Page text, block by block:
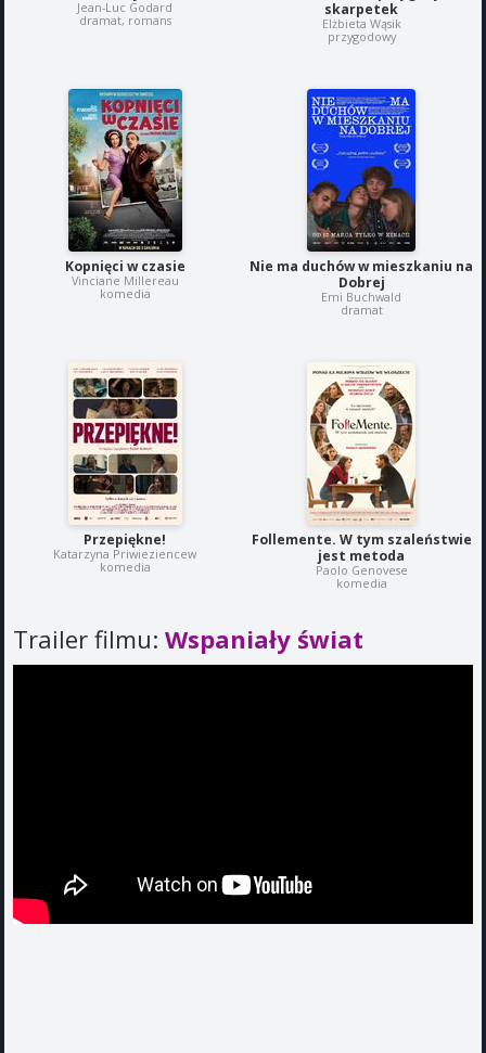
Jean-Luc Godard
dramat, romans
skarpetek
Elżbieta Wąsik
przygodowy
Kopnięci w czasie
Vinciane Millereau
komedia
Nie ma duchów w mieszkaniu na
Dobrej
Emi Buchwald
dramat
Przepiękne!
Katarzyna Priwieziencew
komedia
Follemente. W tym szaleństwie
jest metoda
Paolo Genovese
komedia
Trailer filmu: Wspaniały świat